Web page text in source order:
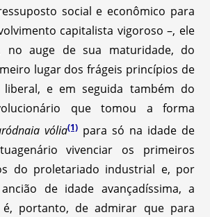
social e econômico para
capitalista vigoroso –, ele
no auge de sua maturidade, do
lugar dos frágeis princípios de
e em seguida também do
que tomou a forma
vólia(1) para só na idade de
vivenciar os primeiros
do proletariado industrial e, por
de idade avançadíssima, a
é, portanto, de admirar que para